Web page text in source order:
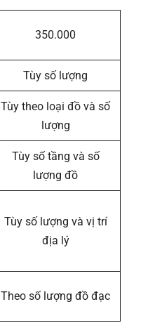
350.000
Tùy số lượng
Tùy theo loại đồ và số
lượng
Tùy số tầng và số
lượng đồ
Tùy số lượng và vị trí
địa lý
Theo số lượng đồ đạc